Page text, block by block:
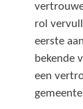
rol
eerste
bekende
een